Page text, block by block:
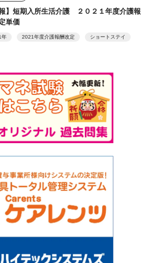
報】短期入所生活介護 ２０２１年度介護報
単価
年 2021年度介護報酬改定 ショートステイ